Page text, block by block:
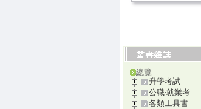
總覽
升學考試
公職‧就業考
各類工具書